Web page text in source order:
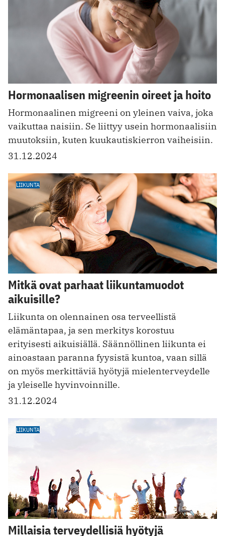
Hormonaalisen migreenin oireet ja hoito
Hormonaalinen migreeni on yleinen vaiva, joka
vaikuttaa naisiin. Se liittyy usein hormonaalisiin
muutoksiin, kuten kuukautiskierron vaiheisiin.
31.12.2024
LIIKUNTA
Mitkä ovat parhaat liikuntamuodot
aikuisille?
Liikunta on olennainen osa terveellistä
elämäntapaa, ja sen merkitys korostuu
erityisesti aikuisiällä. Säännöllinen liikunta ei
ainoastaan paranna fyysistä kuntoa, vaa n sillä
on myös merkittäviä hyötyjä mielenterveydelle
ja yleiselle hyvinvoinnille.
31.12.2024
LIIKUNTA
Millaisia terveydellisiä hyötyjä